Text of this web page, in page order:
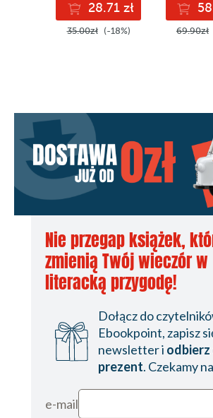
28.71 zł
35.00zł (-18%) 69.90zł
Nie przegap książek,
zmienią Twój wieczór w
literacką przygodę!
Dołącz do
Ebookpoint, zapisz
newsletter i
prezent. Czekamy
e-mail